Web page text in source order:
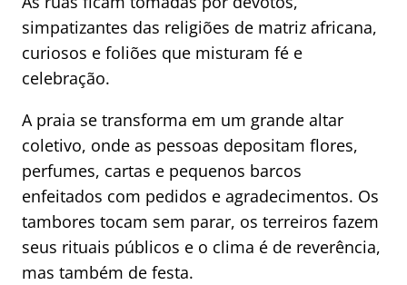
simpatizantes das religiões de matriz africana,
curiosos e foliões que misturam fé e
celebração.
A praia se transforma em um grande altar
coletivo, onde as pessoas depositam flores,
perfumes, cartas e pequenos barcos
enfeitados com pedidos e agradecimentos. Os
tambores tocam sem parar, os terreiros fazem
seus rituais públicos e o clima é de reverência,
mas também de festa.